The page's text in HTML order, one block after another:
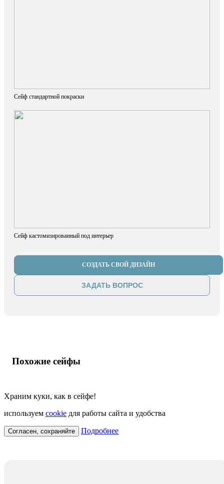
Сейф стандартной покраски
Сейф кастомизированный под интерьер
СОЗДАТЬ СВОЙ ДИЗАЙН
ЗАДАТЬ ВОПРОС
Похожие сейфы
Храним куки, как в сейфе!
используем cookie для работы сайта и удобства
Согласен, сохраняйте Подробнее